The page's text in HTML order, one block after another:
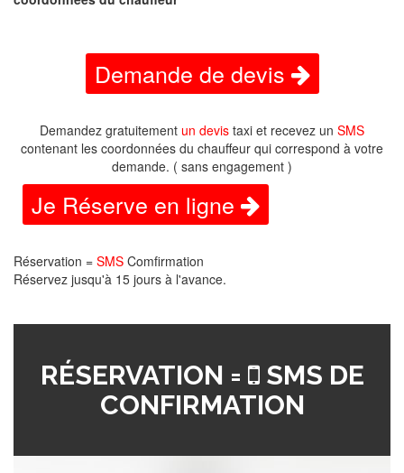
Demande de devis
Demandez gratuitement un devis taxi et recevez un SMS
contenant les coordonnées du chauffeur qui correspond à votre
demande. ( sans engagement )
Je Réserve en ligne
Réservation = SMS Comfirmation
Réservez jusqu'à 15 jours à l'avance.
RÉSERVATION =
SMS DE
CONFIRMATION